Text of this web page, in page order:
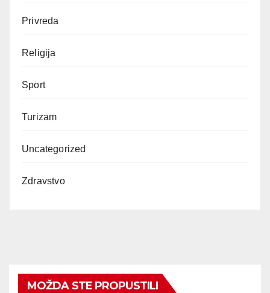
Privreda
Religija
Sport
Turizam
Uncategorized
Zdravstvo
MOŽDA STE PROPUSTILI